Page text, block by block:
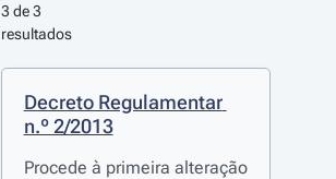
3 de 3
resultados
Decreto Regulamentar
n.º 2/2013
Procede à primeira alteração